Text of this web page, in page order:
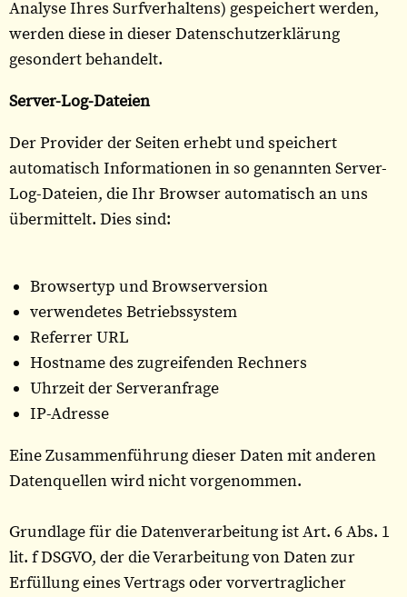
Analyse Ihres Surfverhaltens) gespeichert werden,
werden diese in dieser Datenschutzerklärung
gesondert behandelt.
Server-Log-Dateien
Der Provider der Seiten erhebt und speichert
automatisch Informationen in so genannten Server-
Log-Dateien, die Ihr Browser automatisch an uns
übermittelt. Dies sind:
Browsertyp und Browserversion
verwendetes Betriebssystem
Referrer URL
Hostname des zugreifenden Rechners
Uhrzeit der Serveranfrage
IP-Adresse
Eine Zusammenführung dieser Daten mit anderen
Datenquellen wird nicht vorgenommen.
Grundlage für die Datenverarbeitung ist Art. 6 Abs. 1
lit. f DSGVO, der die Verarbeitung von Daten zur
Erfüllung eines Vertrags oder vorvertraglicher